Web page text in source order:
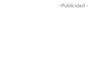
-Publicidad -